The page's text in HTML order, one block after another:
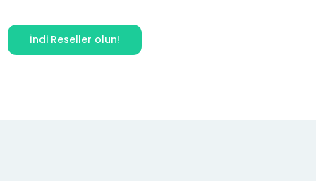
İndi Reseller olun!